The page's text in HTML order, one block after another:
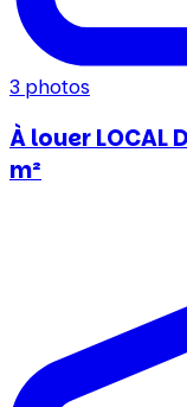
3 photos
À louer LOCAL
m²